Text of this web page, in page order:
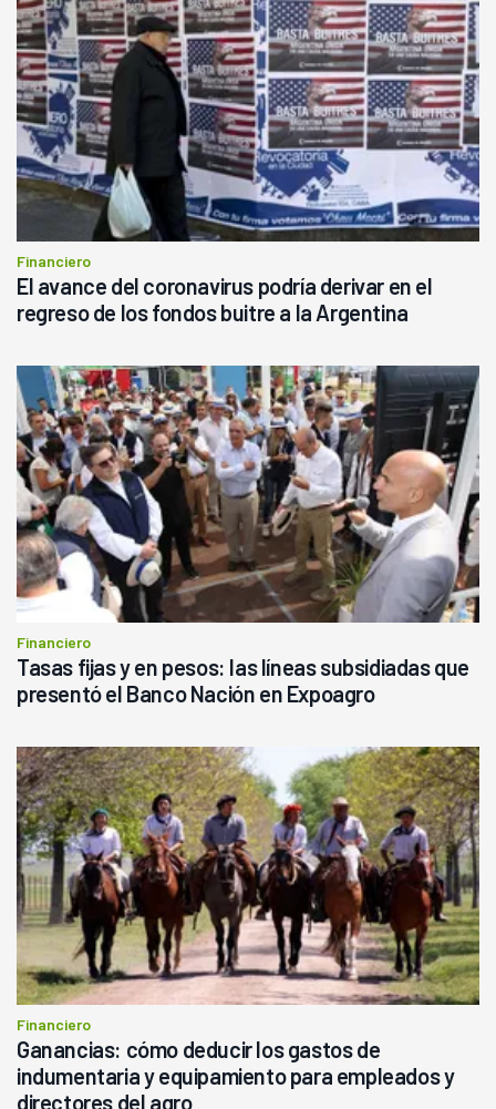
Financiero
El avance del coronavirus podría derivar en el
regreso de los fondos buitre a la Argentina
Financiero
Tasas fijas y en pesos: las líneas subsidiadas que
presentó el Banco Nación en Expoagro
Financiero
Ganancias: cómo deducir los gastos de
indumentaria y equipamiento para empleados y
directores del agro